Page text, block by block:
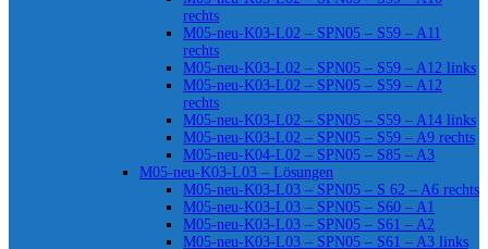
rechts
M05-neu-K03-L02 – SPN05 – S59 – A11
rechts
M05-neu-K03-L02 – SPN05 – S59 – A12 links
M05-neu-K03-L02 – SPN05 – S59 – A12
rechts
M05-neu-K03-L02 – SPN05 – S59 – A14 links
M05-neu-K03-L02 – SPN05 – S59 – A9 rechts
M05-neu-K04-L02 – SPN05 – S85 – A3
M05-neu-K03-L03 – Lösungen
M05-neu-K03-L03 – SPN05 – S 62 – A6 rechts
M05-neu-K03-L03 – SPN05 – S60 – A1
M05-neu-K03-L03 – SPN05 – S61 – A2
M05-neu-K03-L03 – SPN05 – S61 – A3 links